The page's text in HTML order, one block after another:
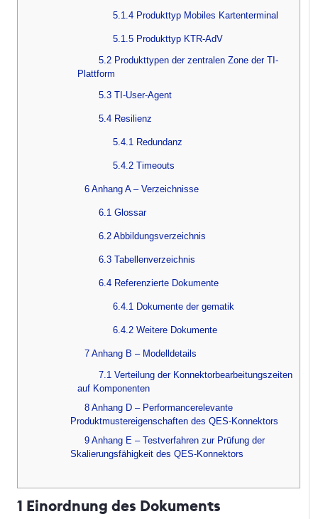
5.1.4 Produkttyp Mobiles Kartenterminal
5.1.5 Produkttyp KTR-AdV
5.2 Produkttypen der zentralen Zone der TI-
Plattform
5.3 TI-User-Agent
5.4 Resilienz
5.4.1 Redundanz
5.4.2 Timeouts
6 Anhang A – Verzeichnisse
6.1 Glossar
6.2 Abbildungsverzeichnis
6.3 Tabellenverzeichnis
6.4 Referenzierte Dokumente
6.4.1 Dokumente der gematik
6.4.2 Weitere Dokumente
7 Anhang B – Modelldetails
7.1 Verteilung der Konnektorbearbeitungszeiten
auf Komponenten
8 Anhang D – Performancerelevante
Produktmustereigenschaften des QES-Konnektors
9 Anhang E – Testverfahren zur Prüfung der
Skalierungsfähigkeit des QES-Konnektors
1 Einordnung des Dokuments